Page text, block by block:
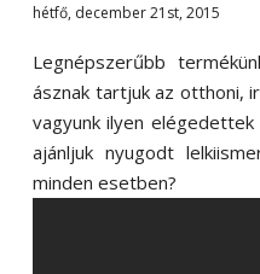
hétfő, december21 st, 2015
Legnépszerűbb
ásznak tartjuk az otthoni,
vagyunk ilyen
ajánljuk nyugodt
minden esetben?